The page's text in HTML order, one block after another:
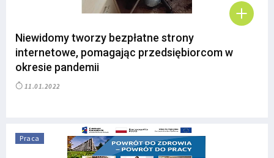
Niewidomy tworzy bezpłatne strony
internetowe, pomagając przedsiębiorcom w
okresie pandemii
11.01.2022
Praca